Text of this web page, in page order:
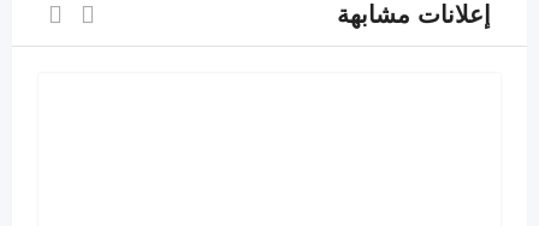
إعلانات مشابهة